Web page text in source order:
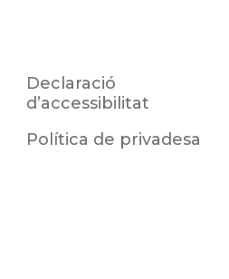
Declaració
d’accessibilitat
Política de privadesa